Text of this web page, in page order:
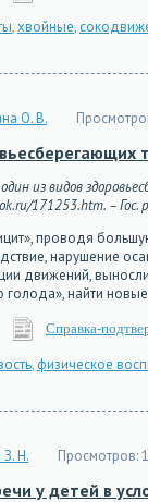
,хвойные,
О. В.
из видов
171253.htm. – Гос.
проводя
нарушение
движений,
голода», найти
Справка-
, физическое
Н. Просмотров:
у детей в